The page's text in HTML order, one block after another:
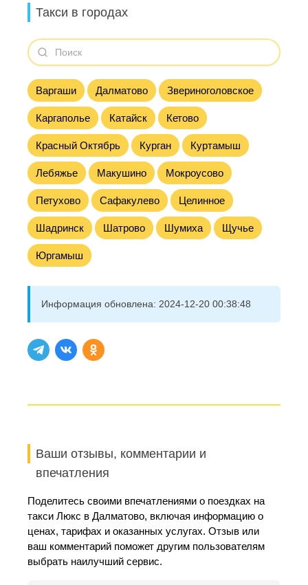
Такси в городах
Варгаши Далматово Звериноголовское
Каргаполье Катайск Кетово
Красный Октябрь Курган Куртамыш
Лебяжье Макушино Мокроусово
Петухово Сафакулево Целинное
Шадринск Шатрово Шумиха Щучье
Юргамыш
Информация обновлена: 2024-12-20 00:38:48
Ваши отзывы, комментарии и
впечатления
Поделитесь своими впечатлениями о поездках на
такси Люкс в Далматово, включая информацию о
ценах, тарифах и оказанных услугах. Отзыв или
ваш комментарий поможет другим пользователям
выбрать наилучший сервис.